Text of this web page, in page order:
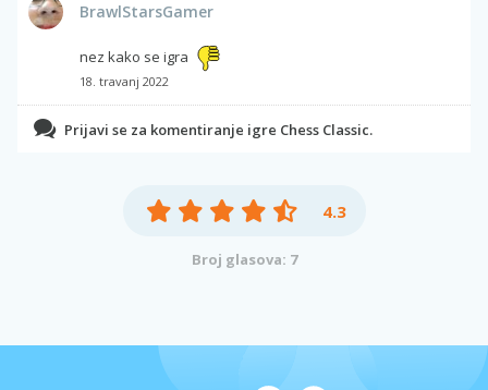
BrawlStarsGamer
nez kako se igra
18. travanj 2022
Prijavi se za komentiranje igre Chess Classic.
4.3
Broj glasova: 7